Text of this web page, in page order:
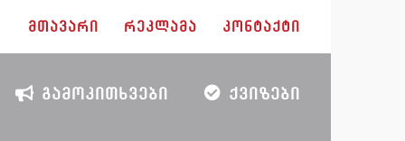
ᲛᲗᲐᲕᲐᲠᲘ ᲠᲔᲙᲚᲐᲛᲐ ᲙᲝᲜᲢᲐᲥᲢᲘ
ᲒᲐᲛᲝᲙᲘᲗᲮᲕᲔᲑᲘ ᲥᲕᲘᲖᲔᲑᲘ